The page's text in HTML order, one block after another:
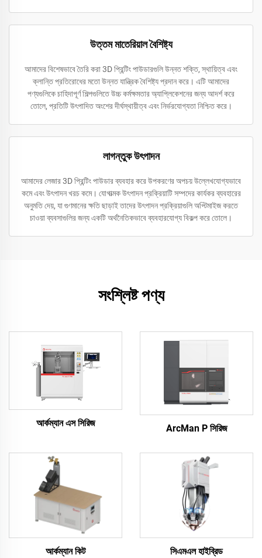
উত্তম মাতেরিয়াল বৈশিষ্ট্য
আমাদের বিশেষভাবে তৈরি করা 3D প্রিন্টিং পাউডারগুলি উন্নত শক্তি, স্থায়িত্ব এবং
ক্লান্তি প্রতিরোধের মতো উন্নত যান্ত্রিক বৈশিষ্ট্য প্রদান করে। এটি আমাদের
পণ্যগুলিকে চাহিদাপূর্ণ শিল্পগুলিতে উচ্চ কর্মক্ষমতার অ্যাপ্লিকেশনের জন্য আদর্শ করে
তোলে, প্রতিটি উৎপাদিত অংশের দীর্ঘস্থায়ীত্ব এবং নির্ভরযোগ্যতা নিশ্চিত করে।
লাগন্তুক উৎপাদন
আমাদের লেজার 3D প্রিন্টিং পাউডার ব্যবহার করে উপকরণের অপচয় উল্লেখযোগ্যভাবে
কমে এবং উৎপাদন খরচ কমে। যোগাত্মক উৎপাদন প্রক্রিয়াটি সম্পদের কার্যকর ব্যবহারের
অনুমতি দেয়, যা গুণমানের ক্ষতি ছাড়াই তাদের উৎপাদন প্রক্রিয়াগুলি অপ্টিমাইজ করতে
চাওয়া ব্যবসাগুলির জন্য একটি অর্থনৈতিকভাবে ব্যবহারযোগ্য বিকল্প করে তোলে।
সংশ্লিষ্ট পণ্য
আর্কম্যান এস সিরিজ ArcMan P সিরিজ
আর্কম্যান কিট সিএমএল হাইব্রিড